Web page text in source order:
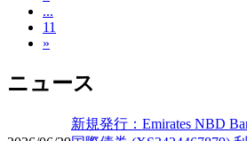
...
11
»
ニュース
新規発行：Emirates NBD